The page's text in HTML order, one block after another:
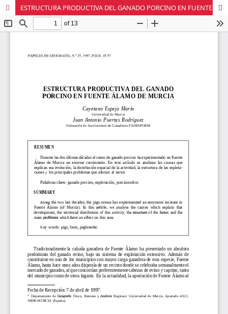
ESTRUCTURA PRODUCTIVA DEL GANADO PORCINO EN FUENTE ÁLAMO DE MURCIA